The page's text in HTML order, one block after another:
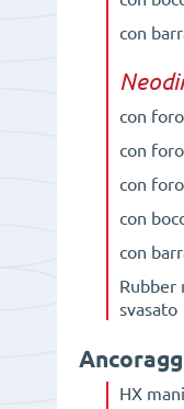
con
con
con
con
con
con
Rubber
svasato
HX